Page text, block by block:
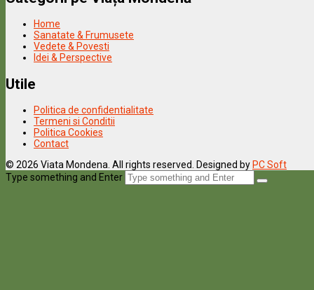
Home
Sanatate & Frumusete
Vedete & Povesti
Idei & Perspective
Utile
Politica de confidentialitate
Termeni si Conditii
Politica Cookies
Contact
© 2026 Viata Mondena. All rights reserved. Designed by PC Soft
Type something and Enter